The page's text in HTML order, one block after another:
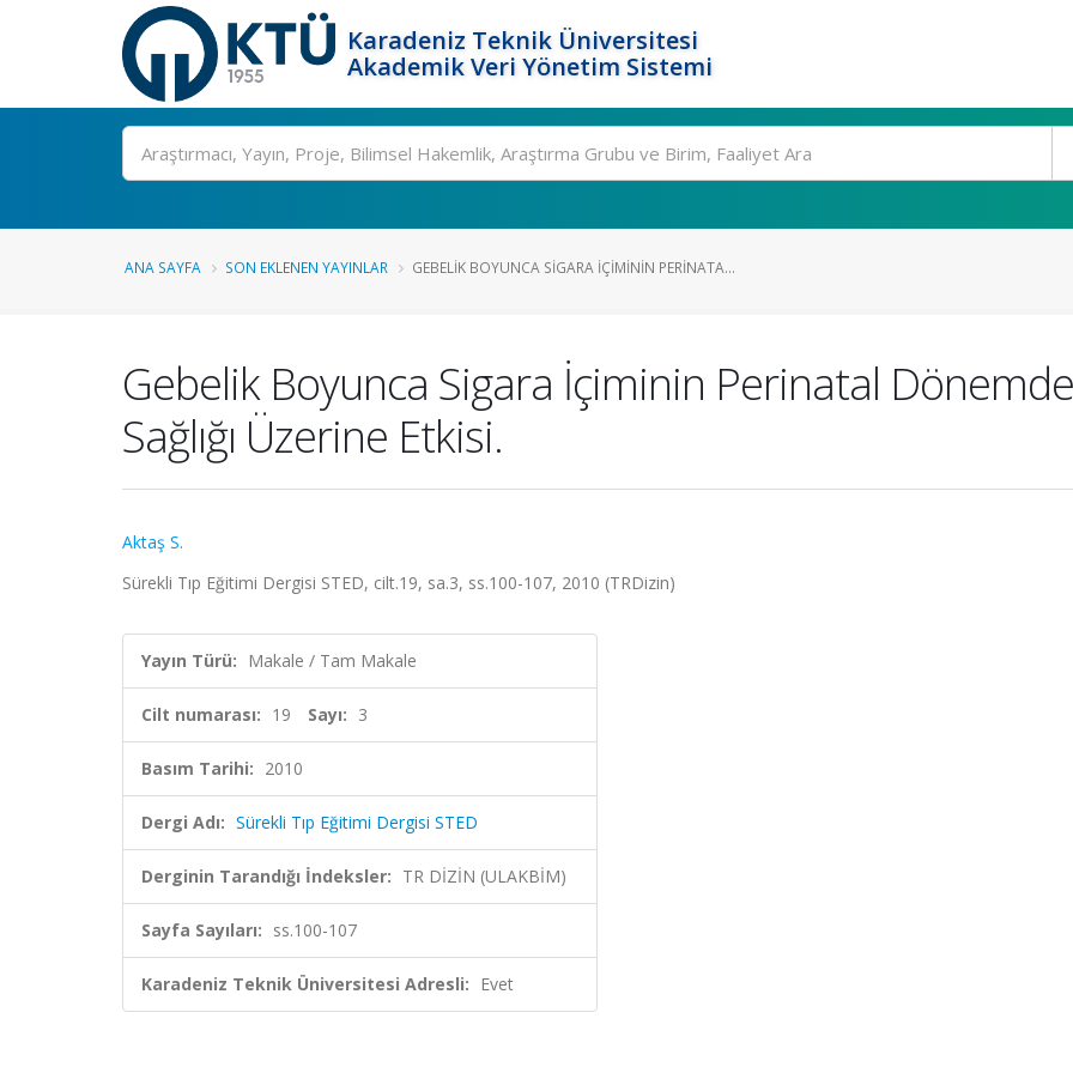
Karadeniz Teknik Üniversitesi
Akademik Veri Yönetim Sistemi
Ara
ANA SAYFA SON EKLENEN YAYINLAR GEBELIK BOYUNCA SIGARA İÇIMININ PERINATA...
Gebelik Boyunca Sigara İçiminin Perinatal
Sağlığı Üzerine Etkisi.
Aktaş S.
Sürekli Tıp Eğitimi Dergisi STED, cilt.19, sa.3, ss.100-107, 2010 (TRDizin)
Yayın Türü: Makale / Tam Makale
Cilt numarası: 19 Sayı: 3
Basım Tarihi: 2010
Dergi Adı: Sürekli Tıp Eğitimi Dergisi STED
Derginin Tarandığı İndeksler: TR DİZİN (ULAKBİM)
Sayfa Sayıları: ss.100-107
Karadeniz Teknik Üniversitesi Adresli: Evet